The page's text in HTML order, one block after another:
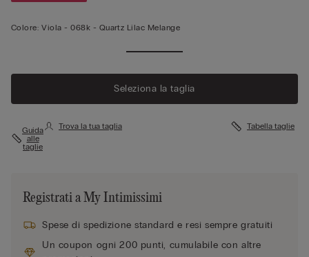
Colore: Viola -068k - Quartz Lilac Melange
Seleziona la taglia
Guida
alle
taglie
Trova la tua taglia Tabella taglie
Registrati a My Intimissimi
Spese di spedizione standard e resi sempre gratuiti
Un coupon ogni 200 punti, cumulabile con altre